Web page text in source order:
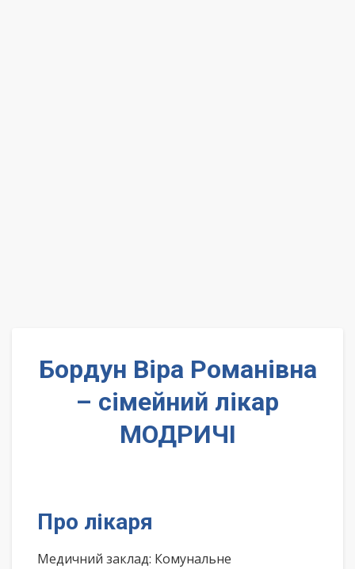
Бордун Віра Романівна
– сімейний лікар
МОДРИЧІ
Про лікаря
Медичний заклад: Комунальне